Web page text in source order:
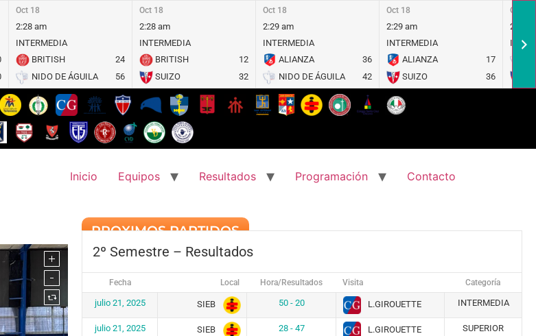
Oct 18
2:28 am
INTERMEDIA
BRITISH
24
NIDO DE ÁGUILA
56
Oct 18
2:28 am
INTERMEDIA
BRITISH
12
SUIZO
32
Oct 18
2:29 am
INTERMEDIA
ALIANZA
36
NIDO DE ÁGUILA
42
Oct 18
2:29 am
INTERMEDIA
ALIANZA
17
SUIZO
36
Oct 18
2:30
Inicio Equipos Resultados Programación Contacto
PROXIMOS PARTIDOS
2º Semestre – Resultados
Fecha Local Hora/Resultados Visita Categoría
julio 21, 2025 SIEB 50 - 20 L.GIROUETTE INTERMEDIA
julio 21, 2025 SIEB 28 - 47 L.GIROUETTE SUPERIOR